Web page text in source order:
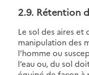
2.9. Rétention
Le sol des aires et
manipulation des
l’homme ou
l’eau ou, du sol